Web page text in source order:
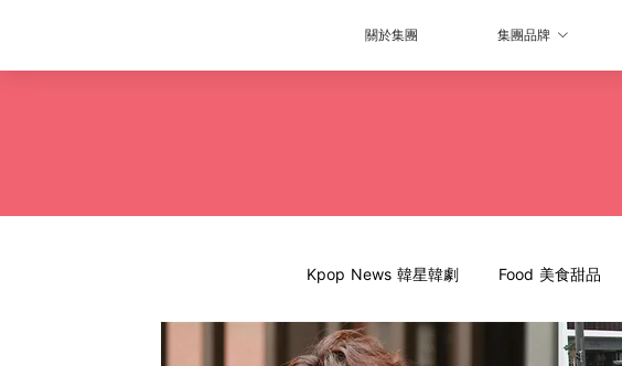
關於集團 集團品牌
Kpop News 韓星韓劇 Food 美食甜品